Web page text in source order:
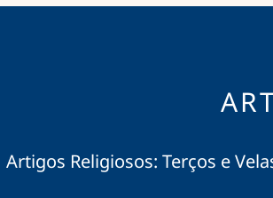
Artigos Religiosos: Terços e